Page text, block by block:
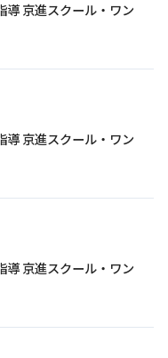
導 京進スクール・ワン
導 京進スクール・ワン
導 京進スクール・ワン